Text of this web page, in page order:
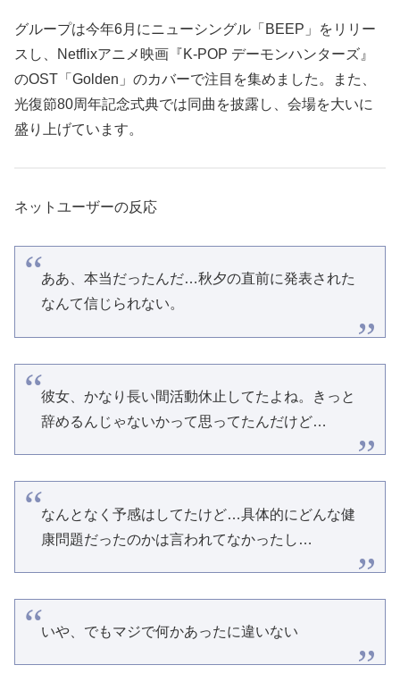
グループは今年6月にニューシングル「BEEP」をリリー
スし、Netflixアニメ映画『K-POP デーモンハンターズ』
のOST「Golden」のカバーで注目を集めました。また、
光復節80周年記念式典では同曲を披露し、会場を大いに
盛り上げています。
ネットユーザーの反応
ああ、本当だったんだ…秋夕の直前に発表された
なんて信じられない。
彼女、かなり長い間活動休止してたよね。きっと
辞めるんじゃないかって思ってたんだけど…
なんとなく予感はしてたけど…具体的にどんな健
康問題だったのかは言われてなかったし…
いや、でもマジで何かあったに違いない